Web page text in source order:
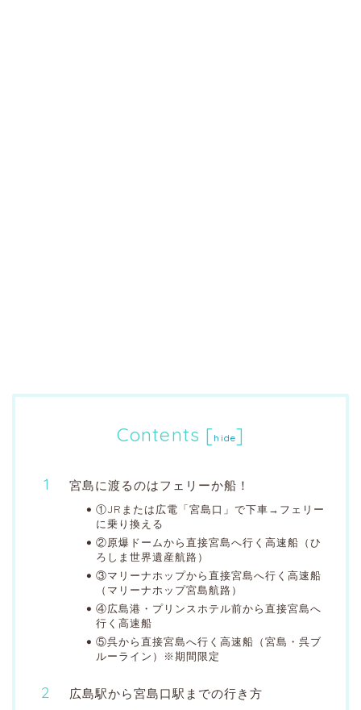
Contents [hide]
宮島に渡るのはフェリーか船！
①JRまたは広電「宮島口」で下車→フェリー
に乗り換える
②原爆ドームから直接宮島へ行く高速船（ひ
ろしま世界遺産航路）
③マリーナホップから直接宮島へ行く高速船
（マリーナホップ宮島航路）
④広島港・プリンスホテル前から直接宮島へ
行く高速船
⑤呉から直接宮島へ行く高速船（宮島・呉ブ
ルーライン）※期間限定
広島駅から宮島口駅までの行き方